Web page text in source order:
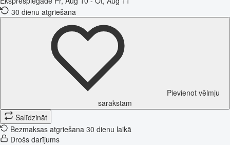
30 dienu atgriešana
Pievienot vēlmju
sarakstam
Salīdzināt
Bezmaksas atgriešana 30 dienu laikā
Drošs darījums